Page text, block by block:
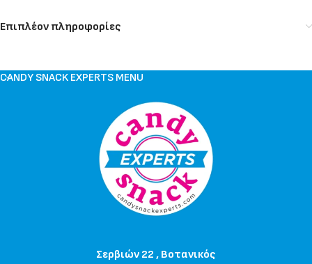
Επιπλέον πληροφορίες
CANDY SNACK EXPERTS MENU
Σερβιών 22 , Βοτανικός